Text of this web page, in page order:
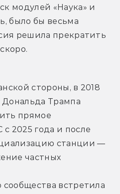
модулей «Наука» и
было бы весьма
решила прекратить
стороны, в 2018
Трампа
прямое
2025 года и после
станции —
частных
сообщества встретила